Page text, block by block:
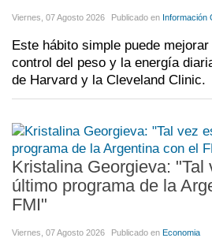
Viernes, 07 Agosto 2026 Publicado en Información
Este hábito simple puede
control del peso y la energía
de Harvard y la Cleveland Clinic.
Kristalina Georgieva: "Tal
último programa de la
FMI"
Viernes, 07 Agosto 2026 Publicado en Economia